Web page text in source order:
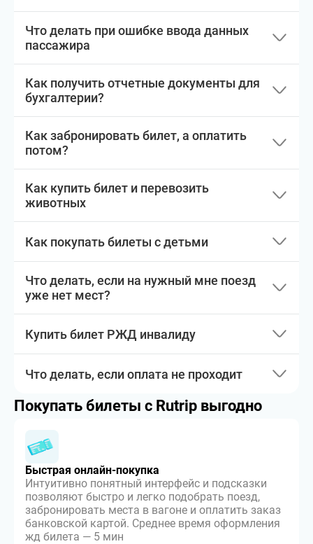
Что делать при ошибке ввода данных
пассажира
Как получить отчетные документы для
бухгалтерии?
Как забронировать билет, а оплатить
потом?
Как купить билет и перевозить
животных
Как покупать билеты с детьми
Что делать, если на нужный мне поезд
уже нет мест?
Купить билет РЖД инвалиду
Что делать, если оплата не проходит
Покупать билеты с Rutrip выгодно
Быстрая онлайн-покупка
Интуитивно понятный интерфейс и подсказки
позволяют быстро и легко подобрать поезд,
забронировать места в вагоне и оплатить заказ
банковской картой. Среднее время оформления
жд билета — 5 мин